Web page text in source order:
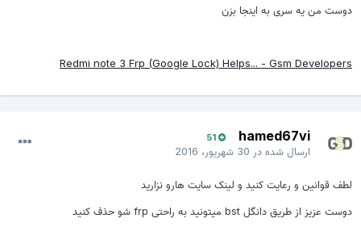
دوست من یه سری به اینجا بزن
Redmi note 3 Frp (Google Lock) Helps... - Gsm Developers
hamed67vi
51
ارسال شده در30 شهریور، 2016
لطف قوانین و رعایت کنید و لینک سایت هارو نزارید
دوست عزیز از طریق دانگل bst میتونید به راحتی frp شو حذف کنید